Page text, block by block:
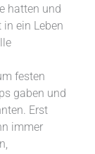
hatten und
ein Leben
festen
gaben und
Erst
immer